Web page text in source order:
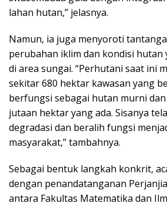
lahan hutan,” jelasnya.
Namun, ia juga menyoroti
perubahan iklim dan kondisi hutan
di area sungai. “Perhutani saat ini
sekitar 680 hektar kawasan yang
berfungsi sebagai hutan murni
jutaan hektar yang ada. Sisanya
degradasi dan beralih fungsi
masyarakat,” tambahnya.
Sebagai bentuk langkah konkrit,
dengan penandatanganan
antara Fakultas Matematika dan